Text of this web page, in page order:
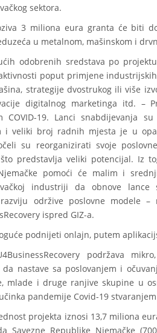
sektora.
3 miliona eura granta će biti
u metalnom, mašinskom i
odobrenih sredstava po
poput primjene
strategije dvostrukog ili više
digitalnog marketinga itd. –
COVID-19. Lanci snabdijevanja
i veliki broj radnih mjesta je u
su reorganizirati svoje
predstavlja veliki potencijal. Iz
pomoći će malim i
industriji da obnove lance
održive poslovne modele –
ispred GIZ-a.
podnijeti onlajn, putem
podržava
da nastave sa poslovanjem i
mlade i druge ranjive skupine u
pandemije Covid-19
projekta iznosi 13,7 miliona
Savezne Republike Njemačke